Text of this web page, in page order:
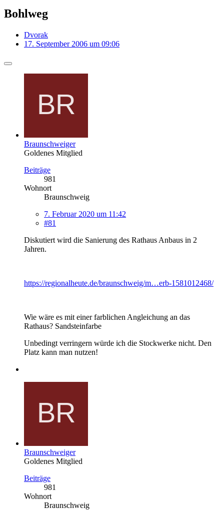
Bohlweg
Dvorak
17. September 2006 um 09:06
Braunschweiger
Goldenes Mitglied
Beiträge
981
Wohnort
Braunschweig
7. Februar 2020 um 11:42
#81
Diskutiert wird die Sanierung des Rathaus Anbaus in 2
Jahren.
https://regionalheute.de/braunschweig/m…erb-1581012468/
Wie wäre es mit einer farblichen Angleichung an das
Rathaus? Sandsteinfarbe
Unbedingt verringern würde ich die Stockwerke nicht. Den
Platz kann man nutzen!
Braunschweiger
Goldenes Mitglied
Beiträge
981
Wohnort
Braunschweig